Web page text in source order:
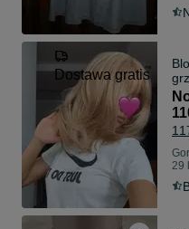
Dostawa gratis
29